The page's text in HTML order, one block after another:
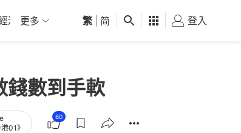
濟 01深圳 觀點 健康 好食玩飛
更多 繁 简 登入
數到手軟
01》
60